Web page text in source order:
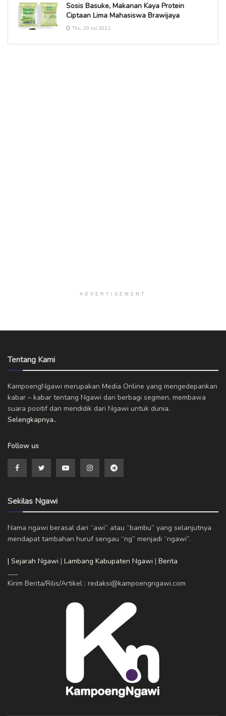
Sosis Basuke, Makanan Kaya Protein
Ciptaan Lima Mahasiswa Brawijaya
Thu, 29 Jul 2021
ADVERTISEMENT
Tentang Kami
KampoengNgawi merupakan Media Online yang mengedepankan
kabar – kabar tentang Ngawi dari berbagi segmen, membawa
suara positif dan mendidik dari Ngawi untuk dunia.
Selengkapnya..
Follow us
Sekilas Ngawi
Nama ngawi berasal dari “awi” atau “bambu” yang selanjutnya
mendapat tambahan huruf sengau “ng” menjadi “ngawi”.
| Sejarah Ngawi | Lambang Kabupaten Ngawi | Berita
___
Kirim Berita/Rilis/Artikel : redaksi@kampoengngawi.com